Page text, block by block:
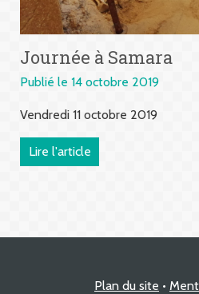
Journée à Samara
Publié le 14 octobre 2019
Vendredi 11 octobre 2019
Lire l'article
Plan du site